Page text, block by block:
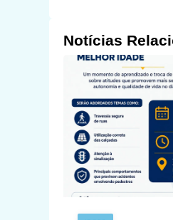
Notícias